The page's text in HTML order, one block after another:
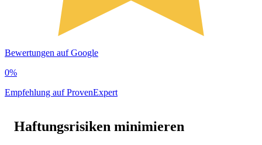
Bewertungen auf Google
0%
Empfehlung auf ProvenExpert
Haftungsrisiken minimieren